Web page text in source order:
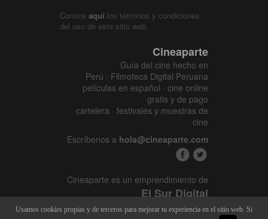
Conoce aquí los términos y condiciones
del uso de este sitio web.
Cineaparte
Guía del cine hecho en
Perú · Filmoteca Digital Peruana
películas en español · cine online
gratis y de pago
cartelera · festivales y muestras de
cine
Escríbenos a hola@cineaparte.com
Cineaparte es un emprendimiento de
El Sur Digital
www.elsurcine.com
Usamos cookies propias y de terceros para mejorar tu experiencia en el sitio web. Si